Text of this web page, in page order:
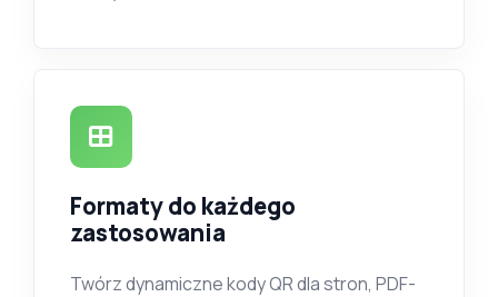
Formaty do każdego
zastosowania
Twórz dynamiczne kody QR dla stron, PDF-